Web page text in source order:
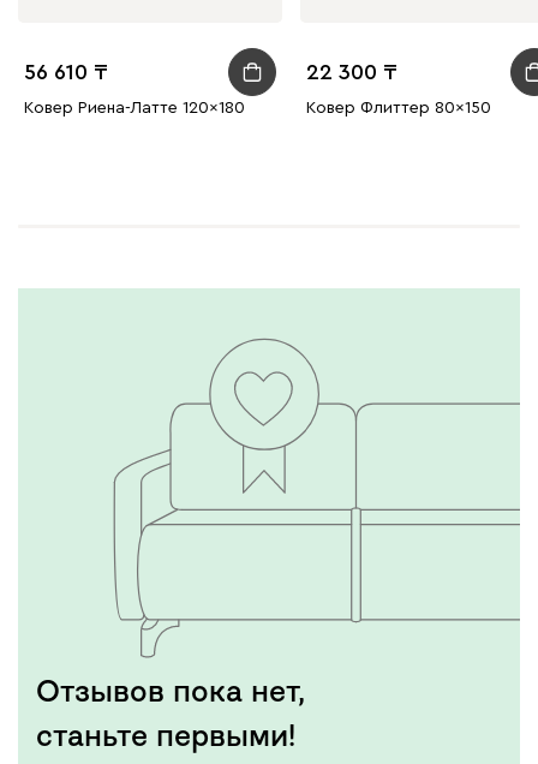
56 610
Ковер Риена-Латте 120x180
22 300
Ковер Флиттер 80x150
Отзывов пока нет,
станьте первыми!